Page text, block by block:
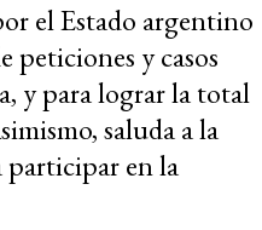
el Estado argentino
peticiones y casos
y para lograr la total
saluda a la
participar en la